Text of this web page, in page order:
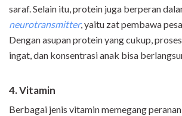
saraf. Selain itu, protein juga berperan
neurotransmitter, yaitu zat pembawa
Dengan asupan protein yang cukup,
ingat, dan konsentrasi anak bisa
4. Vitamin
Berbagai jenis vitamin memegang